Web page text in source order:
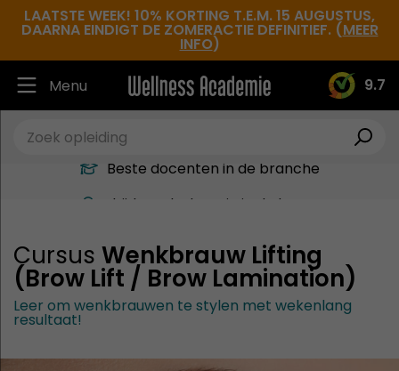
LAATSTE WEEK! 10% KORTING T.E.M. 15 AUGUSTUS,
DAARNA EINDIGT DE ZOMERACTIE DEFINITIEF. (MEER
INFO)
9.7
Menu
Cursus Wenkbrauw Lifting
(Brow Lift / Brow Lamination)
Leer om wenkbrauwen te stylen met wekenlang
resultaat!